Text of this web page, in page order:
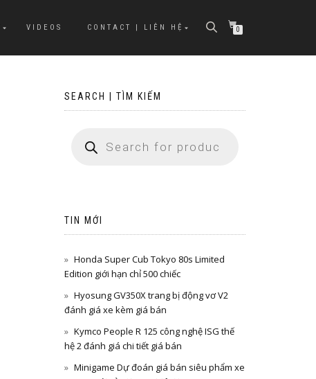
VIDEOS CONTACT | LIÊN HỆ 0
SEARCH | TÌM KIẾM
TIN MỚI
Honda Super Cub Tokyo 80s Limited
Edition giới hạn chỉ 500 chiếc
Hyosung GV350X trang bị động vơ V2
đánh giá xe kèm giá bán
Kymco People R 125 công nghệ ISG thế
hệ 2 đánh giá chi tiết giá bán
Minigame Dự đoán giá bán siêu phẩm xe